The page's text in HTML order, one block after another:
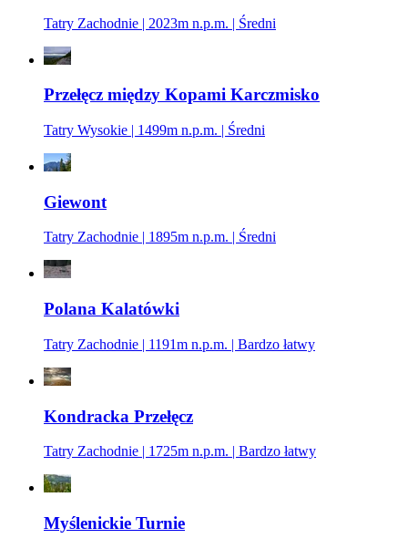
Tatry Zachodnie | 2023m n.p.m. | Średni
Przełęcz między Kopami Karczmisko
Tatry Wysokie | 1499m n.p.m. | Średni
Giewont
Tatry Zachodnie | 1895m n.p.m. | Średni
Polana Kalatówki
Tatry Zachodnie | 1191m n.p.m. | Bardzo łatwy
Kondracka Przełęcz
Tatry Zachodnie | 1725m n.p.m. | Bardzo łatwy
Myślenickie Turnie